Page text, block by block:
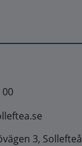
00
3, Sollefteå